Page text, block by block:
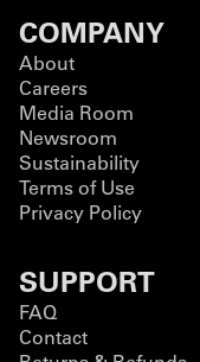
COMPANY
About
Careers
Media Room
Newsroom
Sustainability
Terms of Use
Privacy Policy
SUPPORT
FAQ
Contact